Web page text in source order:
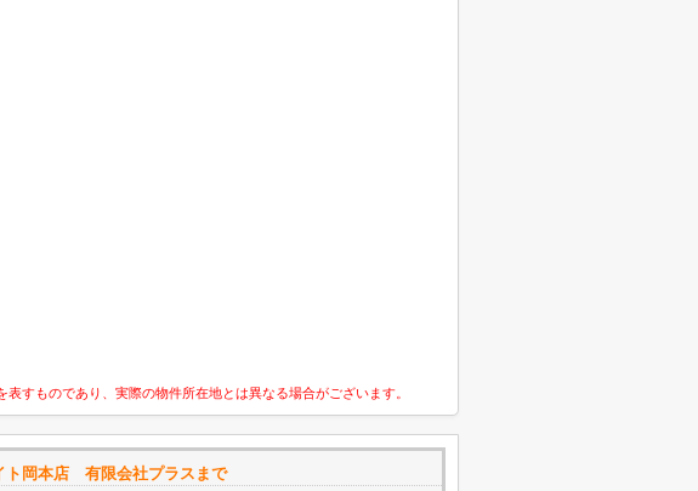
すものであり、実際の物件所在地とは異なる場合がございます。
ト岡本店 有限会社プラスまで